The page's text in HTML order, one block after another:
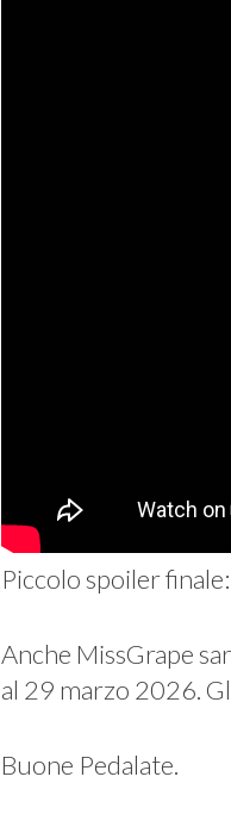
Piccolo spoiler finale:
Anche MissGrape
al 29 marzo 2026.
Buone Pedalate.